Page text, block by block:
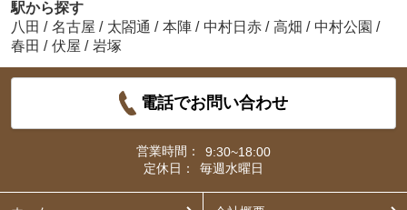
駅から探す
八田 / 名古屋 / 太閤通 / 本陣 / 中村日赤 / 高畑 / 中村公園 /
春田 / 伏屋 / 岩塚
電話でお問い合わせ
営業時間：
9:30~18:00
定休日：
毎週水曜日